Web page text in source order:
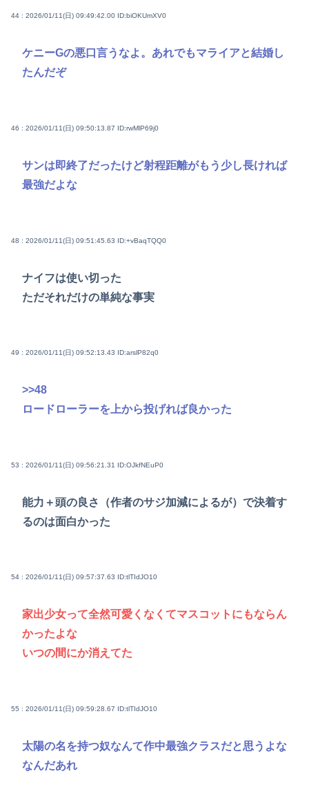
44 : 2026/01/11(日) 09:49:42.00 ID:biOKUmXV0
ケニーGの悪口言うなよ。あれでもマライアと結婚し
たんだぞ
46 : 2026/01/11(日) 09:50:13.87 ID:rwMlP69j0
サンは即終了だったけど射程距離がもう少し長ければ
最強だよな
48 : 2026/01/11(日) 09:51:45.63 ID:+vBaqTQQ0
ナイフは使い切った
ただそれだけの単純な事実
49 : 2026/01/11(日) 09:52:13.43 ID:arslP82q0
>>48
ロードローラーを上から投げれば良かった
53 : 2026/01/11(日) 09:56:21.31 ID:OJkfNEuP0
能力＋頭の良さ（作者のサジ加減によるが）で決着す
るのは面白かった
54 : 2026/01/11(日) 09:57:37.63 ID:tlTIdJO10
家出少女って全然可愛くなくてマスコットにもならん
かったよな
いつの間にか消えてた
55 : 2026/01/11(日) 09:59:28.67 ID:tlTIdJO10
太陽の名を持つ奴なんて作中最強クラスだと思うよな
なんだあれ